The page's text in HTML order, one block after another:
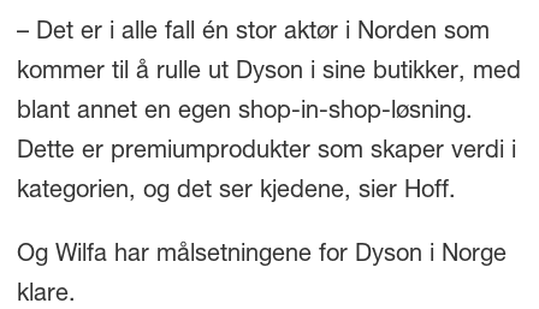
– Det er i alle fall én stor aktør i Norden som
kommer til å rulle ut Dyson i sine butikker, med
blant annet en egen shop-in-shop-løsning.
Dette er premiumprodukter som skaper verdi i
kategorien, og det ser kjedene, sier Hoff.
Og Wilfa har målsetningene for Dyson i Norge
klare.